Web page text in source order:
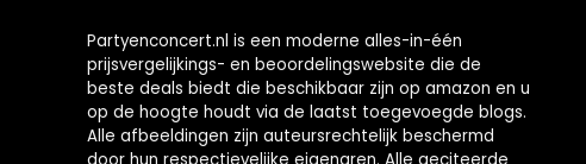
Partyenconcert.nl is een moderne alles-in-één
prijsvergelijkings- en beoordelingswebsite die de
beste deals biedt die beschikbaar zijn op amazon en u
op de hoogte houdt via de laatst toegevoegde blogs.
Alle afbeeldingen zijn auteursrechtelijk beschermd